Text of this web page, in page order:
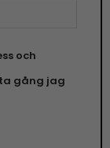
och
gång jag